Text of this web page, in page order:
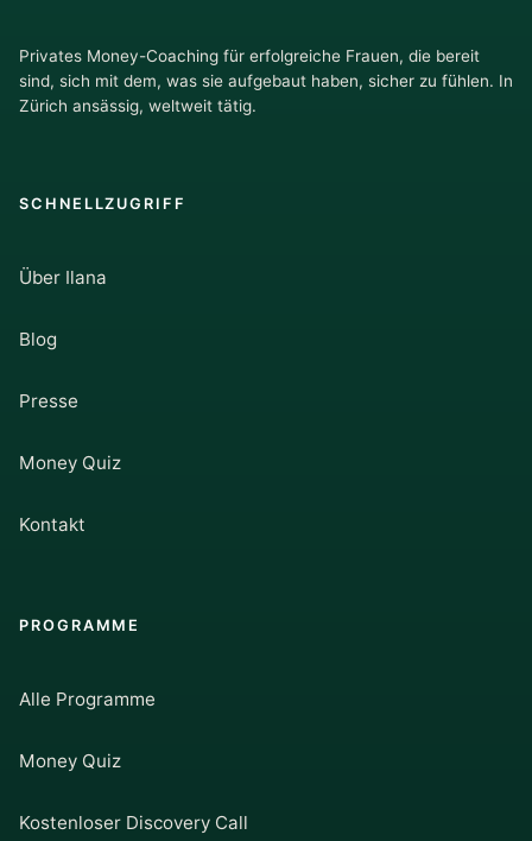
Privates Money-Coaching für erfolgreiche Frauen, die bereit
sind, sich mit dem, was sie aufgebaut haben, sicher zu fühlen. In
Zürich ansässig, weltweit tätig.
SCHNELLZUGRIFF
Über Ilana
Blog
Presse
Money Quiz
Kontakt
PROGRAMME
Alle Programme
Money Quiz
Kostenloser Discovery Call